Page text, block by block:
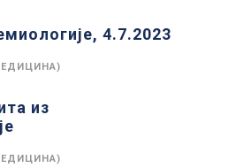
4.7.2023
из